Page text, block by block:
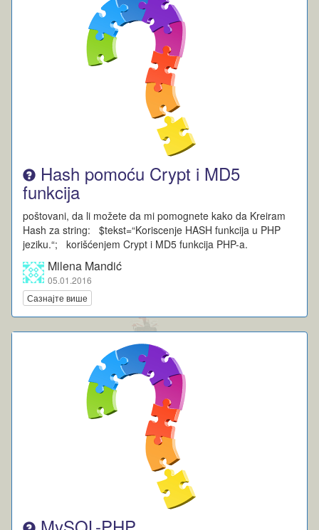
Hash pomoću Crypt i MD5
funkcija
poštovani, da li možete da mi pomognete kako da Kreiram
Hash za string: $tekst=“Koriscenje HASH funkcija u PHP
jeziku.“; korišćenjem Crypt i MD5 funkcija PHP-a.
Milena Mandić
05.01.2016
Сазнајте више